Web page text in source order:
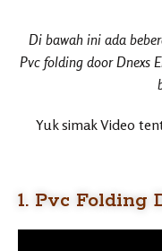
Di bawah ini ada
Pvc folding door Dnexs
Yuk simak Video
1. Pvc Folding